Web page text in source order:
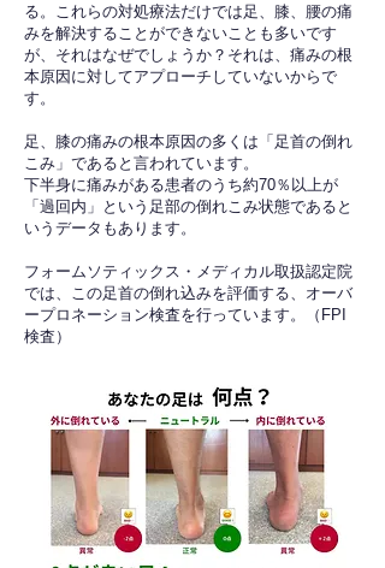
る。これらの対処療法だけでは足、膝、腰の痛
みを解決することができないことも多いです
が、それはなぜでしょうか？それは、痛みの根
本原因に対してアプローチしていないからで
す。
足、膝の痛みの根本原因の多くは「足首の倒れ
こみ」であると言われています。
下半身に痛みがある患者のうち約70％以上が
「過回内」という足部の倒れこみ状態であると
いうデータもあります。
フォームソティックス・メディカル取扱認定院
では、この足首の倒れ込みを評価する、オーバ
ープロネーション検査を行っています。（FPI
検査）​